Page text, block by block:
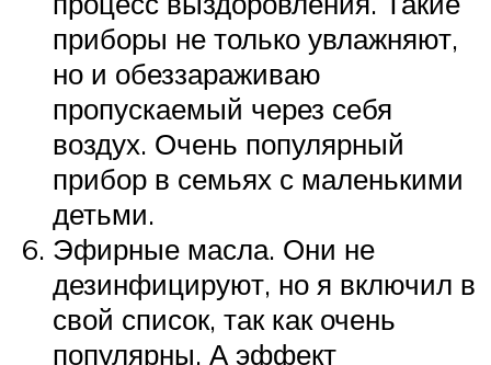
приборы не только увлажняют,
но и обеззараживаю
пропускаемый через себя
воздух. Очень популярный
прибор в семьях с маленькими
детьми.
Эфирные масла. Они не
дезинфицируют, но я включил в
свой список, так как очень
популярны. А эффект